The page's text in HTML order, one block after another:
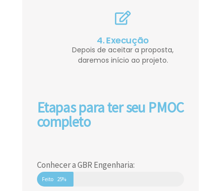
4. Execução
Depois de aceitar a proposta,
daremos início ao projeto.
Etapas para ter seu PMOC
completo
Conhecer a GBR Engenharia:
Feito 25%